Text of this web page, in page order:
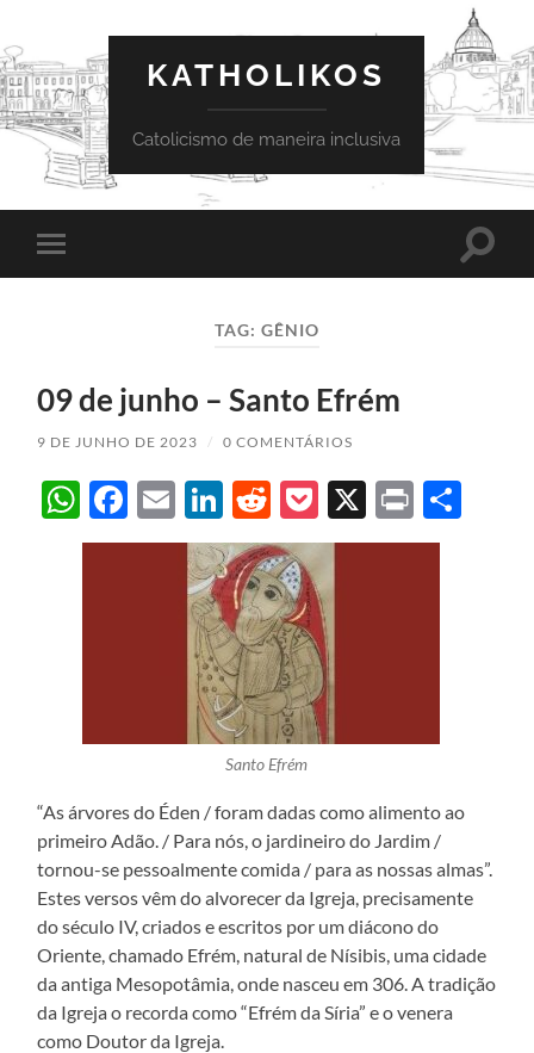
KATHOLIKOS
Catolicismo de maneira inclusiva
Toggle
mobile
Toggle
TAG: GÊNIO
09 de junho – Santo Efrém
9 DE JUNHO DE 2023 / 0 COMENTÁRIOS
WhatsApp
Facebook
EmailLinkedIn
Reddit
Pocket
X Print
Santo Efrém
“As árvores do Éden / foram dadas como alimento ao
primeiro Adão. / Para nós, o jardineiro do Jardim /
tornou-se pessoalmente comida / para as nossas almas”.
Estes versos vêm do alvorecer da Igreja, precisamente
do século IV, criados e escritos por um diácono do
Oriente, chamado Efrém, natural de Nísibis, uma cidade
da antiga Mesopotâmia, onde nasceu em 306. A tradição
da Igreja o recorda como “Efrém da Síria” e o venera
como Doutor da Igreja.